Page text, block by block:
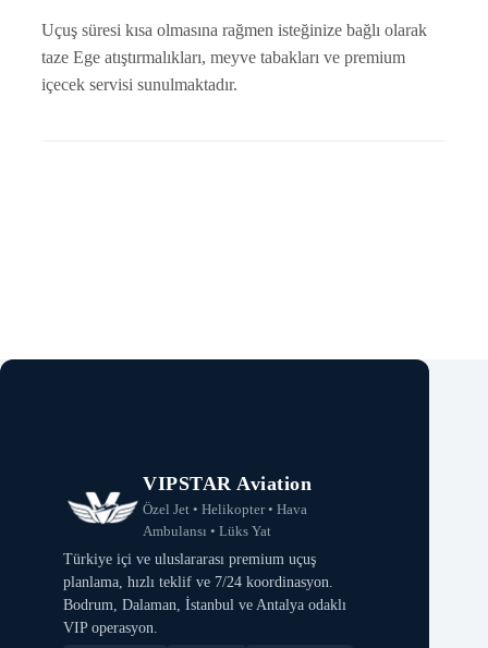
Uçuş süresi kısa olmasına rağmen isteğinize bağlı olarak
taze Ege atıştırmalıkları, meyve tabakları ve premium
içecek servisi sunulmaktadır.
VIPSTAR Aviation
Özel Jet • Helikopter • Hava
Ambulansı • Lüks Yat
Türkiye içi ve uluslararası premium uçuş
planlama, hızlı teklif ve 7/24 koordinasyon.
Bodrum, Dalaman, İstanbul ve Antalya odaklı
VIP operasyon.